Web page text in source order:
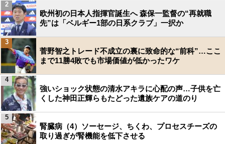
欧州初の日本人指揮官誕生へ 森保一監督の“再就職
先”は「ベルギー1部の日系クラブ」一択か
2
菅野智之トレード不成立の裏に致命的な“前科”…ここ
まで11勝4敗でも市場価値が低かったワケ
3
強いショック状態の清水アキラに心配の声…子供を亡
くした神田正輝らもたどった遺族ケアの道のり
4
腎臓病（4）ソーセージ、ちくわ、プロセスチーズの
取り過ぎが腎機能を低下させる
5